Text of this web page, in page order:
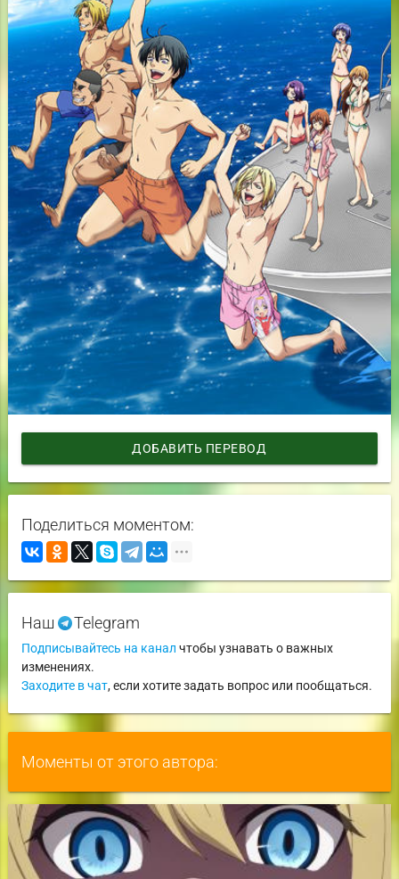
ДОБАВИТЬ ПЕРЕВОД
Поделиться моментом:
Наш Telegram
Подписывайтесь на канал чтобы узнавать о важных
изменениях.
Заходите в чат, если хотите задать вопрос или пообщаться.
Моменты от этого автора: